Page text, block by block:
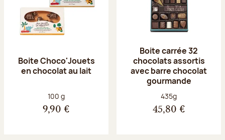
Boite Choco'Jouets
en chocolat au lait
Poids net :
100 g
9,90 €
Boite carrée 32
chocolats assortis
avec barre chocolat
gourmande
Poids net :
435g
45,80 €